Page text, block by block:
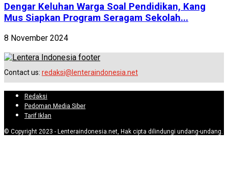
Dengar Keluhan Warga Soal Pendidikan, Kang
Mus Siapkan Program Seragam Sekolah...
8 November 2024
Contact us: redaksi@lenteraindonesia.net
Redaksi
Pedoman Media Siber
Tarif Iklan
© Copyright 2023 - Lenteraindonesia.net, Hak cipta dilindungi undang-undang.